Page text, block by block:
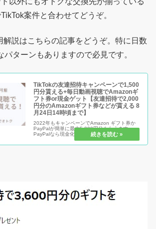
案件と合わせてどうぞ。
解説はこちらの記事をどうぞ。特に日数
パターンもありますので必見です。
TikTokの友達招待キャンペーンで1,500
円分貰える+毎日動画視聴でAmazonギ
フト券or現金ゲット【友達招待で2,000
円分のAmazonギフト券などが貰える 8
月24日14時頃まで】
2022年もキャンペーンでAmazon ギフト券か
PayPalが簡単に最大5,000円分もらえます。
PayPalなら現金化が可能ですし、Amazonギフ
ト券ならお買い物がお得になるので必見！
TikTokの友達招待キャンペーンは色々と開催実